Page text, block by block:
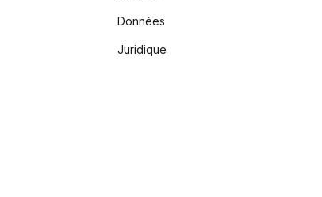
Données
Juridique